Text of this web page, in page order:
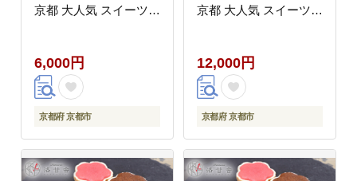
京都 大人気 スイーツブ
抹茶 桜 マロン おすす
め グルメ 贅沢 お菓子
スイーツ ギフト プレゼ
ント お取り寄せ 通販
6,000円
京都府 京都市
京都 大人気 スイーツブ
抹茶 桜 マロン おすす
め グルメ 贅沢 お菓子
スイーツ ギフト プレゼ
ント お取り寄せ 通販
12,000円
京都府 京都市